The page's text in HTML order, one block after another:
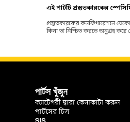
এই পার্টটি প্রস্তুতকারকের
প্রস্তুতকারকের কনফিগারেশনে
কিনা তা নিশ্চিত করতে অনুগ্রহ করে
পার্টস খুঁজুন
ক্যাটেগরী দ্বারা কেনাকাটা করুন
পার্টসের চিত্র